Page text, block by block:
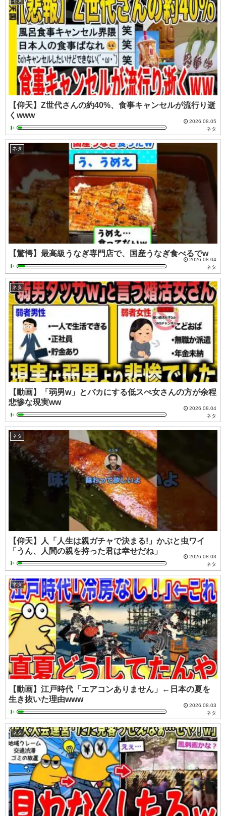
【仰天】Z世代さんの約40%、食事キャンセルが流行り逝
くwww
2026.08.05
ネタ
ネタ
【驚愕】最高級うなぎ専門店で、国産うなぎ食べるでw
2026.08.04
ネタ
ネタ
【動画】「弱男w」とバカにする低スぺ女さんの方が余程
悲惨な現実ww
2026.08.04
ネタ
ネタ
【仰天】人「人生は親ガチャで決まる!」かぶと虫ワイ
「うん、人間の親を持った君は幸せだね」
2026.08.03
ネタ
ネタ
【動画】江戸時代「エアコンありません」←日本の夏を
生き抜いた理由www
2026.08.03
ネタ
ネタ